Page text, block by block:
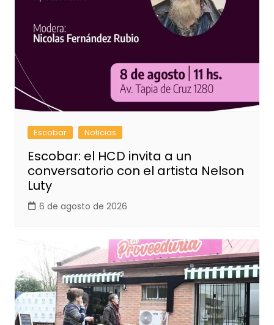
Escobar Noticias
Escobar: el HCD invita a un
conversatorio con el artista Nelson
Luty
6 de agosto de 2026